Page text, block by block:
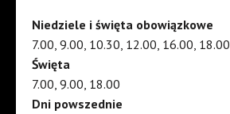
Niedziele i święta obowiązkowe
7.00, 9.00, 10.30, 12.00, 16.00, 18.00
Święta
7.00, 9.00, 18.00
Dni powszednie